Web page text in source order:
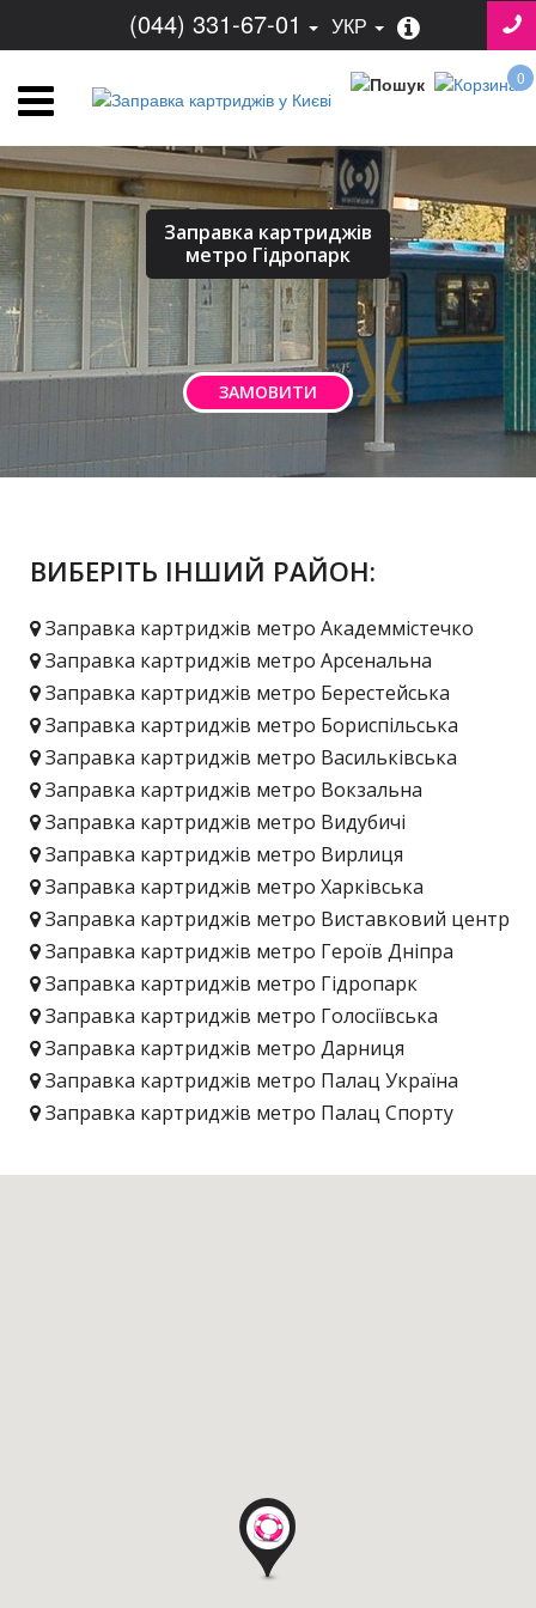
(044) 331-67-01 УКР
0
Заправка картриджів
метро Гідропарк
ЗАМОВИТИ
ВИБЕРІТЬ ІНШИЙ РАЙОН:
Заправка картриджів метро Академмістечко
Заправка картриджів метро Арсенальна
Заправка картриджів метро Берестейська
Заправка картриджів метро Бориспільська
Заправка картриджів метро Васильківська
Заправка картриджів метро Вокзальна
Заправка картриджів метро Видубичі
Заправка картриджів метро Вирлиця
Заправка картриджів метро Харківська
Заправка картриджів метро Виставковий центр
Заправка картриджів метро Героїв Дніпра
Заправка картриджів метро Гідропарк
Заправка картриджів метро Голосіївська
Заправка картриджів метро Дарниця
Заправка картриджів метро Палац Україна
Заправка картриджів метро Палац Спорту
Заправка картриджів метро Дніпро
Заправка картриджів метро Лівобережна
Заправка картриджів метро Лісова
Заправка картриджів метро Лук'янівська